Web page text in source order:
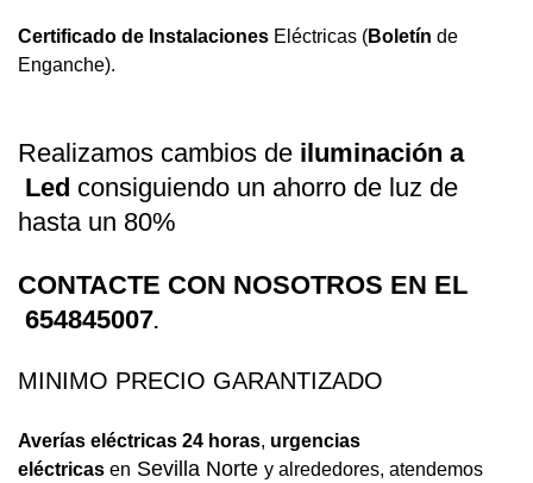
Certificado de Instalaciones Eléctricas (Boletín de
Enganche).
Realizamos cambios de iluminación a
Led consiguiendo un ahorro de luz de
hasta un 80%
CONTACTE CON NOSOTROS EN EL
654845007.
MINIMO PRECIO GARANTIZADO
Averías eléctricas 24 horas, urgencias
eléctricas en Sevilla Norte y alrededores, atendemos